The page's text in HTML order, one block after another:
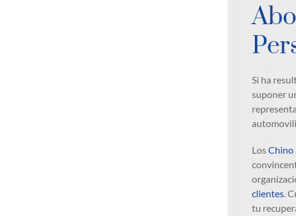
Si ha
suponer
LosChino
clientes .
tu